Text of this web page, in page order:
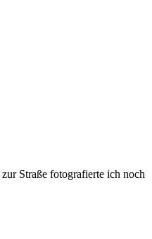
Straße fotografierte ich noch